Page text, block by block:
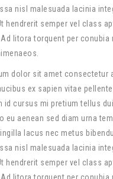
nisl malesuada lacinia
hendrerit semper vel class
litora torquent per conubia
dolor sit amet consectetur
ex sapien vitae
id cursus mi pretium tellus
eu aenean sed diam urna
lacus nec metus
nisl malesuada lacinia
hendrerit semper vel class